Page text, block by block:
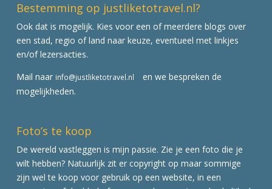
Bestemming op justliketotravel.nl?
Ook dat is mogelijk. Kies voor een of meerdere blogs over
een stad, regio of land naar keuze, eventueel met linkjes
en/of lezersacties.
Mail naar info@justliketotravel.nl
en we bespreken de
mogelijkheden.
Foto’s te koop
De wereld vastleggen is mijn passie. Zie je een foto die je
wilt hebben? Natuurlijk zit er copyright op maar sommige
zijn wel te koop voor gebruik op een website, in een